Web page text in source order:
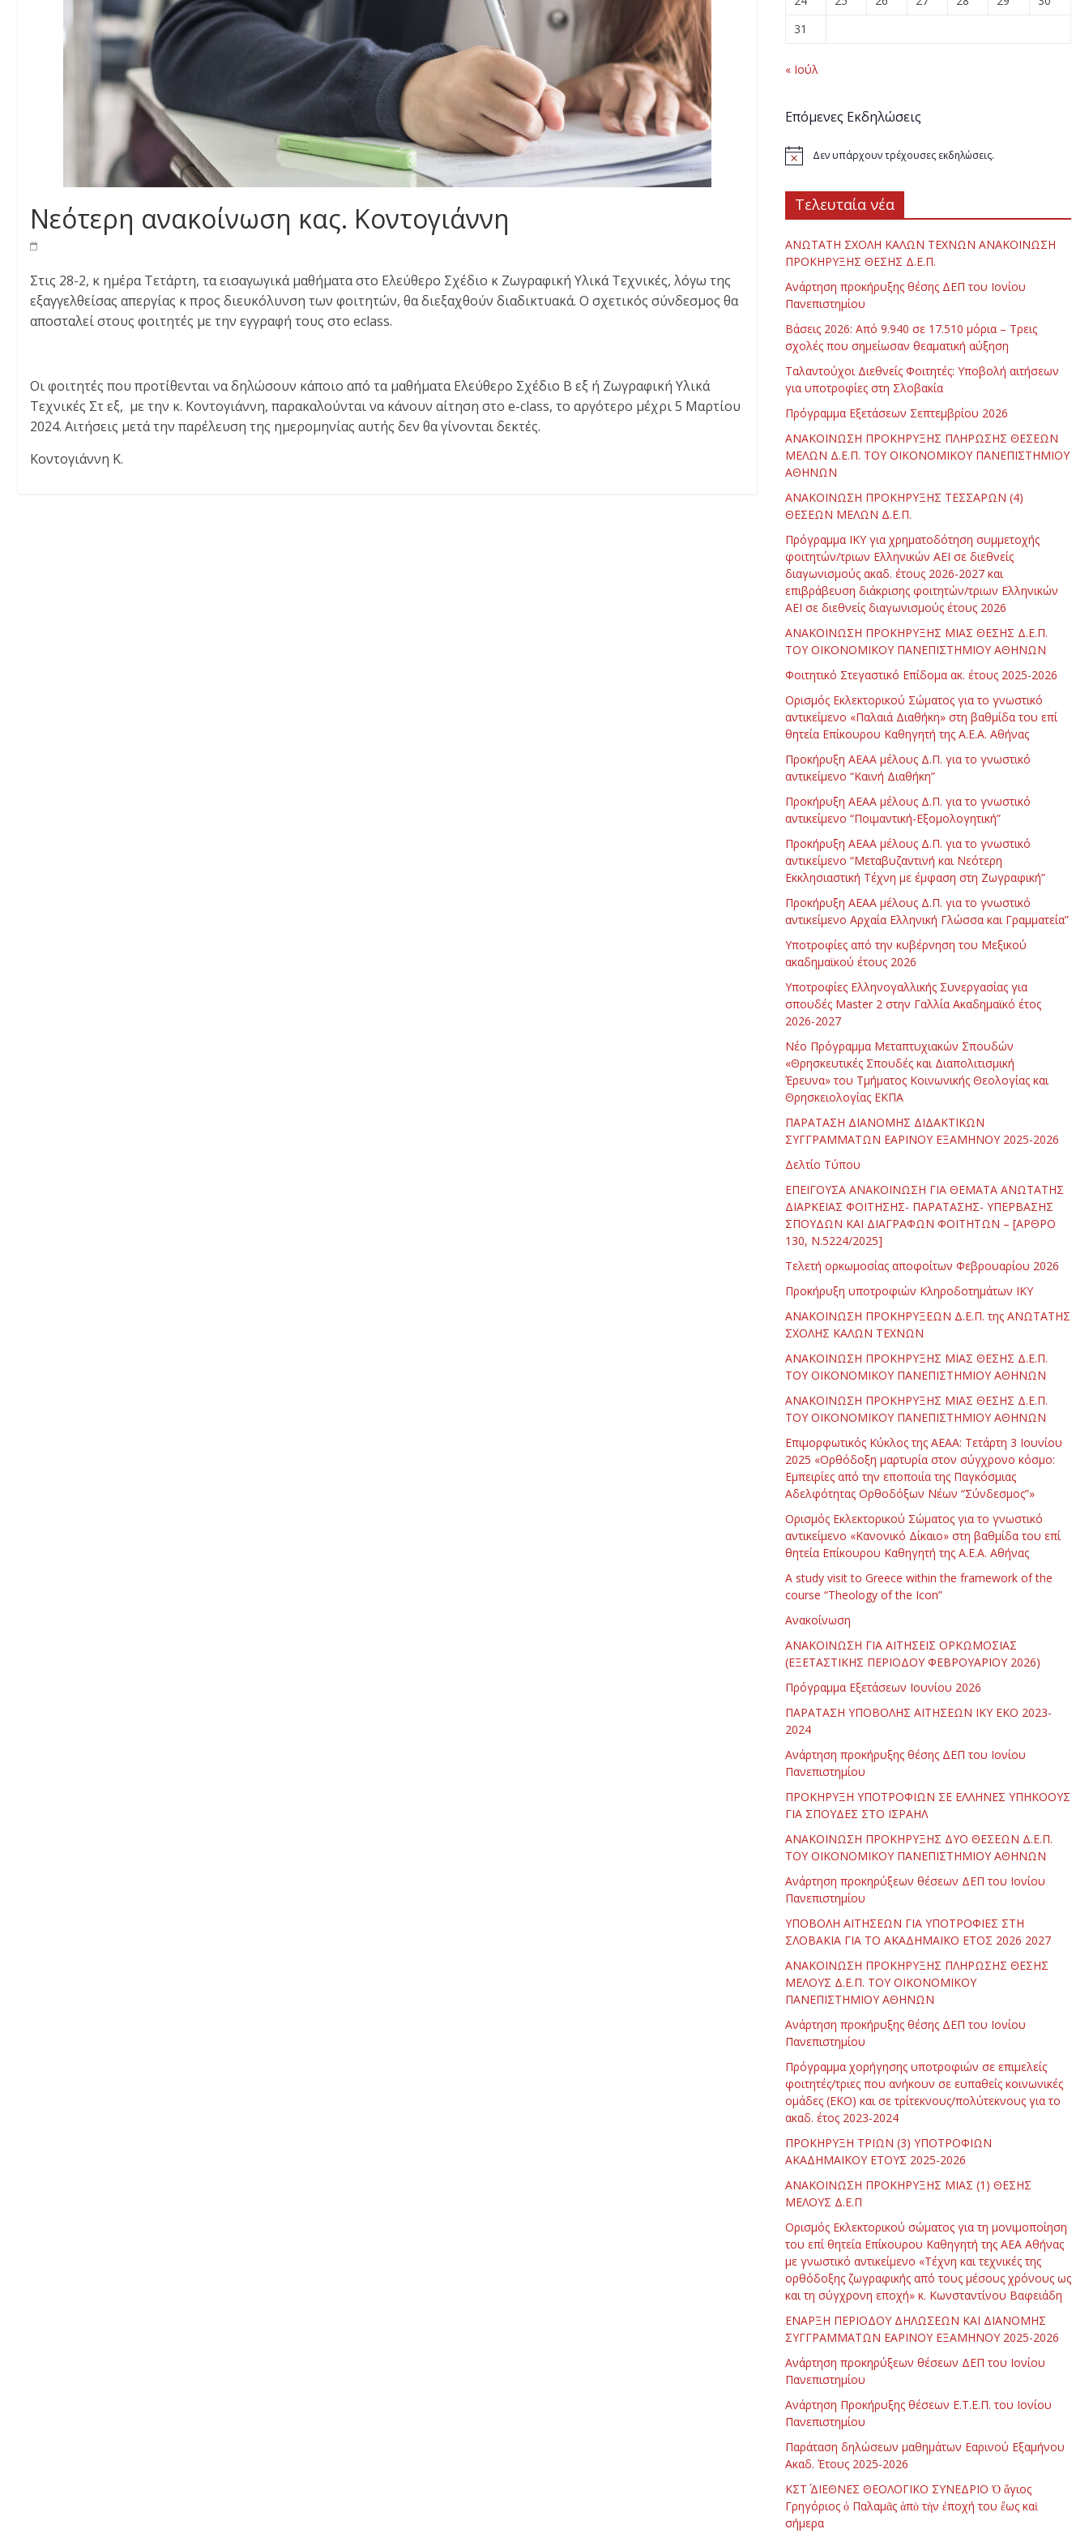
Νεότερη ανακοίνωση κας. Κοντογιάννη
Στις 28-2, κ ημέρα Τετάρτη, τα εισαγωγικά μαθήματα στο Ελεύθερο Σχέδιο κ Ζωγραφική Υλικά Τεχνικές, λόγω της
εξαγγελθείσας απεργίας κ προς διευκόλυνση των φοιτητών, θα διεξαχθούν διαδικτυακά. Ο σχετικός σύνδεσμος θα
αποσταλεί στους φοιτητές με την εγγραφή τους στο eclass.
Οι φοιτητές που προτίθενται να δηλώσουν κάποιο από τα μαθήματα Ελεύθερο Σχέδιο Β εξ ή Ζωγραφική Υλικά
Τεχνικές Στ εξ, με την κ. Κοντογιάννη, παρακαλούνται να κάνουν αίτηση στο e-class, το αργότερο μέχρι 5 Μαρτίου
2024. Αιτήσεις μετά την παρέλευση της ημερομηνίας αυτής δεν θα γίνονται δεκτές.
Κοντογιάννη Κ.
31
« Ιούλ
Επόμενες Εκδηλώσεις
Δεν υπάρχουν τρέχουσες εκδηλώσεις.
Τελευταία νέα
ΑΝΩΤΑΤΗ ΣΧΟΛΗ ΚΑΛΩΝ ΤΕΧΝΩΝ ΑΝΑΚΟΙΝΩΣΗ
ΠΡΟΚΗΡΥΞΗΣ ΘΕΣΗΣ Δ.Ε.Π.
Ανάρτηση προκήρυξης θέσης ΔΕΠ του Ιονίου
Πανεπιστημίου
Βάσεις 2026: Από 9.940 σε 17.510 μόρια – Τρεις
σχολές που σημείωσαν θεαματική αύξηση
Ταλαντούχοι Διεθνείς Φοιτητές: Υποβολή αιτήσεων
για υποτροφίες στη Σλοβακία
Πρόγραμμα Εξετάσεων Σεπτεμβρίου 2026
ΑΝΑΚΟΙΝΩΣΗ ΠΡΟΚΗΡΥΞΗΣ ΠΛΗΡΩΣΗΣ ΘΕΣΕΩΝ
ΜΕΛΩΝ Δ.Ε.Π. ΤΟΥ ΟΙΚΟΝΟΜΙΚΟΥ ΠΑΝΕΠΙΣΤΗΜΙΟΥ
ΑΘΗΝΩΝ
ΑΝΑΚΟΙΝΩΣΗ ΠΡΟΚΗΡΥΞΗΣ ΤΕΣΣΑΡΩΝ (4)
ΘΕΣΕΩΝ ΜΕΛΩΝ Δ.Ε.Π.
Πρόγραμμα ΙΚΥ για χρηματοδότηση συμμετοχής
φοιτητών/τριων Ελληνικών ΑΕΙ σε διεθνείς
διαγωνισμούς ακαδ. έτους 2026-2027 και
επιβράβευση διάκρισης φοιτητών/τριων Ελληνικών
ΑΕΙ σε διεθνείς διαγωνισμούς έτους 2026
ΑΝΑΚΟΙΝΩΣΗ ΠΡΟΚΗΡΥΞΗΣ ΜΙΑΣ ΘΕΣΗΣ Δ.Ε.Π.
ΤΟΥ ΟΙΚΟΝΟΜΙΚΟΥ ΠΑΝΕΠΙΣΤΗΜΙΟΥ ΑΘΗΝΩΝ
Φοιτητικό Στεγαστικό Επίδομα ακ. έτους 2025-2026
Ορισμός Εκλεκτορικού Σώματος για το γνωστικό
αντικείμενο «Παλαιά Διαθήκη» στη βαθμίδα του επί
θητεία Επίκουρου Καθηγητή της Α.Ε.Α. Αθήνας
Προκήρυξη ΑΕΑΑ μέλους Δ.Π. για το γνωστικό
αντικείμενο “Καινή Διαθήκη”
Προκήρυξη ΑΕΑΑ μέλους Δ.Π. για το γνωστικό
αντικείμενο “Ποιμαντική-Εξομολογητική”
Προκήρυξη ΑΕΑΑ μέλους Δ.Π. για το γνωστικό
αντικείμενο “Μεταβυζαντινή και Νεότερη
Εκκλησιαστική Τέχνη με έμφαση στη Ζωγραφική”
Προκήρυξη ΑΕΑΑ μέλους Δ.Π. για το γνωστικό
αντικείμενο Αρχαία Ελληνική Γλώσσα και Γραμματεία”
Υποτροφίες από την κυβέρνηση του Μεξικού
ακαδημαϊκού έτους 2026
Υποτροφίες Ελληνογαλλικής Συνεργασίας για
σπουδές Master 2 στην Γαλλία Ακαδημαϊκό έτος
2026-2027
Νέο Πρόγραμμα Μεταπτυχιακών Σπουδών
«Θρησκευτικές Σπουδές και Διαπολιτισμική
Έρευνα» του Τμήματος Κοινωνικής Θεολογίας και
Θρησκειολογίας ΕΚΠΑ
ΠΑΡΑΤΑΣΗ ΔΙΑΝΟΜΗΣ ΔΙΔΑΚΤΙΚΩΝ
ΣΥΓΓΡΑΜΜΑΤΩΝ ΕΑΡΙΝΟΥ ΕΞΑΜΗΝΟΥ 2025-2026
Δελτίο Τύπου
ΕΠΕΙΓΟΥΣΑ ΑΝΑΚΟΙΝΩΣΗ ΓΙΑ ΘΕΜΑΤΑ ΑΝΩΤΑΤΗΣ
ΔΙΑΡΚΕΙΑΣ ΦΟΙΤΗΣΗΣ- ΠΑΡΑΤΑΣΗΣ- ΥΠΕΡΒΑΣΗΣ
ΣΠΟΥΔΩΝ ΚΑΙ ΔΙΑΓΡΑΦΩΝ ΦΟΙΤΗΤΩΝ – [ΑΡΘΡΟ
130, Ν.5224/2025]
Τελετή ορκωμοσίας αποφοίτων Φεβρουαρίου 2026
Προκήρυξη υποτροφιών Κληροδοτημάτων ΙΚΥ
ΑΝΑΚΟΙΝΩΣΗ ΠΡΟΚΗΡΥΞΕΩΝ Δ.Ε.Π. της ΑΝΩΤΑΤΗΣ
ΣΧΟΛΗΣ ΚΑΛΩΝ ΤΕΧΝΩΝ
ΑΝΑΚΟΙΝΩΣΗ ΠΡΟΚΗΡΥΞΗΣ ΜΙΑΣ ΘΕΣΗΣ Δ.Ε.Π.
ΤΟΥ ΟΙΚΟΝΟΜΙΚΟΥ ΠΑΝΕΠΙΣΤΗΜΙΟΥ ΑΘΗΝΩΝ
ΑΝΑΚΟΙΝΩΣΗ ΠΡΟΚΗΡΥΞΗΣ ΜΙΑΣ ΘΕΣΗΣ Δ.Ε.Π.
ΤΟΥ ΟΙΚΟΝΟΜΙΚΟΥ ΠΑΝΕΠΙΣΤΗΜΙΟΥ ΑΘΗΝΩΝ
Επιμορφωτικός Κύκλος της ΑΕΑΑ: Τετάρτη 3 Ιουνίου
2025 «Ορθόδοξη μαρτυρία στον σύγχρονο κόσμο:
Εμπειρίες από την εποποιία της Παγκόσμιας
Αδελφότητας Ορθοδόξων Νέων “Σύνδεσμος”»
Ορισμός Εκλεκτορικού Σώματος για το γνωστικό
αντικείμενο «Κανονικό Δίκαιο» στη βαθμίδα του επί
θητεία Επίκουρου Καθηγητή της Α.Ε.Α. Αθήνας
Α study visit to Greece within the framework of the
course “Theology of the Icon”
Ανακοίνωση
ΑΝΑΚΟΙΝΩΣΗ ΓΙΑ ΑΙΤΗΣΕΙΣ ΟΡΚΩΜΟΣΙΑΣ
(ΕΞΕΤΑΣΤΙΚΗΣ ΠΕΡΙΟΔΟΥ ΦΕΒΡΟΥΑΡΙΟΥ 2026)
Πρόγραμμα Εξετάσεων Ιουνίου 2026
ΠΑΡΑΤΑΣΗ ΥΠΟΒΟΛΗΣ ΑΙΤΗΣΕΩΝ ΙΚΥ ΕΚΟ 2023-
2024
Ανάρτηση προκήρυξης θέσης ΔΕΠ του Ιονίου
Πανεπιστημίου
ΠΡΟΚΗΡΥΞΗ ΥΠΟΤΡΟΦΙΩΝ ΣΕ ΕΛΛΗΝΕΣ ΥΠΗΚΟΟΥΣ
ΓΙΑ ΣΠΟΥΔΕΣ ΣΤΟ ΙΣΡΑΗΛ
ΑΝΑΚΟΙΝΩΣΗ ΠΡΟΚΗΡΥΞΗΣ ΔΥΟ ΘΕΣΕΩΝ Δ.Ε.Π.
ΤΟΥ ΟΙΚΟΝΟΜΙΚΟΥ ΠΑΝΕΠΙΣΤΗΜΙΟΥ ΑΘΗΝΩΝ
Ανάρτηση προκηρύξεων θέσεων ΔΕΠ του Ιονίου
Πανεπιστημίου
ΥΠΟΒΟΛΗ ΑΙΤΗΣΕΩΝ ΓΙΑ ΥΠΟΤΡΟΦΙΕΣ ΣΤΗ
ΣΛΟΒΑΚΙΑ ΓΙΑ ΤΟ ΑΚΑΔΗΜΑΪΚΟ ΕΤΟΣ 2026 2027
ΑΝΑΚΟΙΝΩΣΗ ΠΡΟΚΗΡΥΞΗΣ ΠΛΗΡΩΣΗΣ ΘΕΣΗΣ
ΜΕΛΟΥΣ Δ.Ε.Π. ΤΟΥ ΟΙΚΟΝΟΜΙΚΟΥ
ΠΑΝΕΠΙΣΤΗΜΙΟΥ ΑΘΗΝΩΝ
Ανάρτηση προκήρυξης θέσης ΔΕΠ του Ιονίου
Πανεπιστημίου
Πρόγραμμα χορήγησης υποτροφιών σε επιμελείς
φοιτητές/τριες που ανήκουν σε ευπαθείς κοινωνικές
ομάδες (ΕΚΟ) και σε τρίτεκνους/πολύτεκνους για το
ακαδ. έτος 2023-2024
ΠΡΟΚΗΡΥΞΗ ΤΡΙΩΝ (3) ΥΠΟΤΡΟΦΙΩΝ
ΑΚΑΔΗΜΑΪΚΟΥ ΕΤΟΥΣ 2025-2026
ΑΝΑΚΟΙΝΩΣΗ ΠΡΟΚΗΡΥΞΗΣ ΜΙΑΣ (1) ΘΕΣΗΣ
ΜΕΛΟΥΣ Δ.Ε.Π
Ορισμός Εκλεκτορικού σώματος για τη μονιμοποίηση
του επί θητεία Επίκουρου Καθηγητή της ΑΕΑ Αθήνας
με γνωστικό αντικείμενο «Τέχνη και τεχνικές της
ορθόδοξης ζωγραφικής από τους μέσους χρόνους ως
και τη σύγχρονη εποχή» κ. Κωνσταντίνου Βαφειάδη
ΕΝΑΡΞΗ ΠΕΡΙΟΔΟΥ ΔΗΛΩΣΕΩΝ ΚΑΙ ΔΙΑΝΟΜΗΣ
ΣΥΓΓΡΑΜΜΑΤΩΝ ΕΑΡΙΝΟΥ ΕΞΑΜΗΝΟΥ 2025-2026
Ανάρτηση προκηρύξεων θέσεων ΔΕΠ του Ιονίου
Πανεπιστημίου
Ανάρτηση Προκήρυξης θέσεων Ε.Τ.Ε.Π. του Ιονίου
Πανεπιστημίου
Παράταση δηλώσεων μαθημάτων Εαρινού Εξαμήνου
Ακαδ. Έτους 2025-2026
ΚΣΤ΄ ΔΙΕΘΝΕΣ ΘΕΟΛΟΓΙΚΟ ΣΥΝΕΔΡΙΟ Ὁ ἅγιος
Γρηγόριος ὁ Παλαμᾶς ἀπὸ τὴν ἐποχή του ἕως καὶ
σήμερα